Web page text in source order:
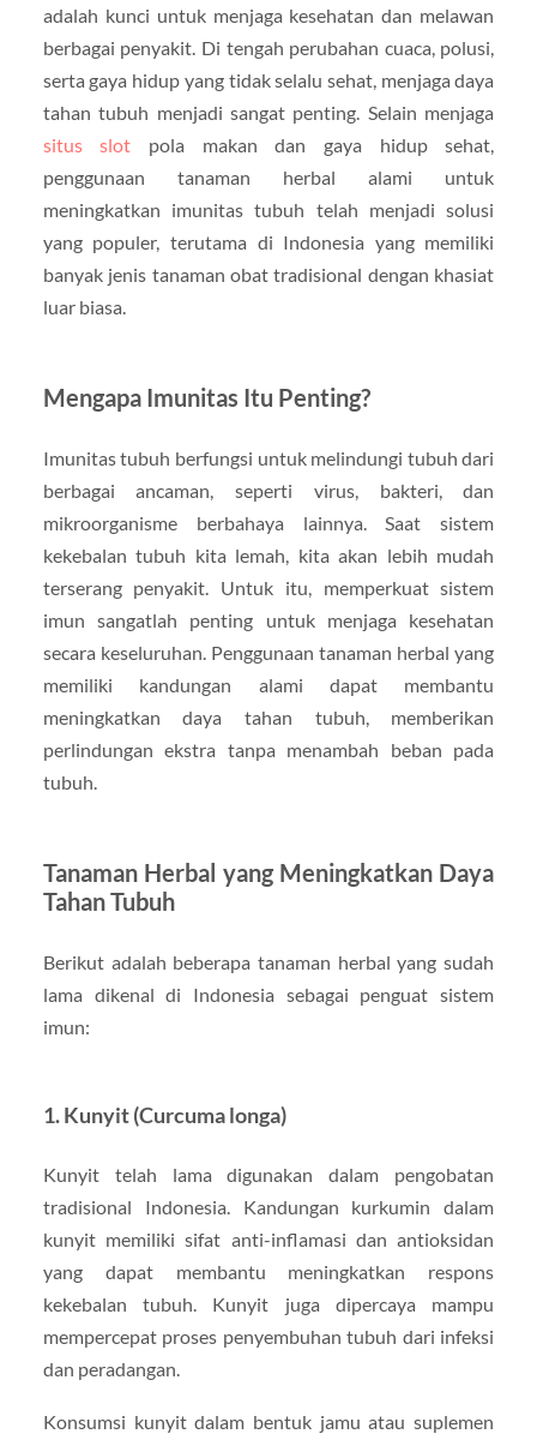
adalah kunci untuk menjaga kesehatan dan melawan
berbagai penyakit. Di tengah perubahan cuaca, polusi,
serta gaya hidup yang tidak selalu sehat, menjaga daya
tahan tubuh menjadi sangat penting. Selain menjaga
situs slot pola makan dan gaya hidup sehat,
penggunaan tanaman herbal alami untuk
meningkatkan imunitas tubuh telah menjadi solusi
yang populer, terutama di Indonesia yang memiliki
banyak jenis tanaman obat tradisional dengan khasiat
luar biasa.
Mengapa Imunitas Itu Penting?
Imunitas tubuh berfungsi untuk melindungi tubuh dari
berbagai ancaman, seperti virus, bakteri, dan
mikroorganisme berbahaya lainnya. Saat sistem
kekebalan tubuh kita lemah, kita akan lebih mudah
terserang penyakit. Untuk itu, memperkuat sistem
imun sangatlah penting untuk menjaga kesehatan
secara keseluruhan. Penggunaan tanaman herbal yang
memiliki kandungan alami dapat membantu
meningkatkan daya tahan tubuh, memberikan
perlindungan ekstra tanpa menambah beban pada
tubuh.
Tanaman Herbal yang Meningkatkan Daya
Tahan Tubuh
Berikut adalah beberapa tanaman herbal yang sudah
lama dikenal di Indonesia sebagai penguat sistem
imun:
1.Kunyit (Curcuma longa)
Kunyit telah lama digunakan dalam pengobatan
tradisional Indonesia. Kandungan kurkumin dalam
kunyit memiliki sifat anti-inflamasi dan antioksidan
yang dapat membantu meningkatkan respons
kekebalan tubuh. Kunyit juga dipercaya mampu
mempercepat proses penyembuhan tubuh dari infeksi
dan peradangan.
Konsumsi kunyit dalam bentuk jamu atau suplemen